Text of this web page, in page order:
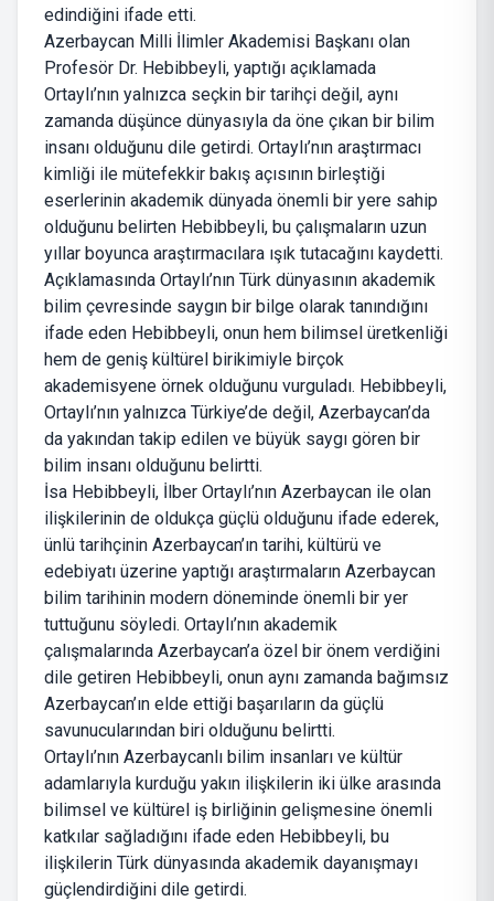
edindiğini ifade etti.
Azerbaycan Milli İlimler Akademisi Başkanı olan
Profesör Dr. Hebibbeyli, yaptığı açıklamada
Ortaylı’nın yalnızca seçkin bir tarihçi değil, aynı
zamanda düşünce dünyasıyla da öne çıkan bir bilim
insanı olduğunu dile getirdi. Ortaylı’nın araştırmacı
kimliği ile mütefekkir bakış açısının birleştiği
eserlerinin akademik dünyada önemli bir yere sahip
olduğunu belirten Hebibbeyli, bu çalışmaların uzun
yıllar boyunca araştırmacılara ışık tutacağını kaydetti.
Açıklamasında Ortaylı’nın Türk dünyasının akademik
bilim çevresinde saygın bir bilge olarak tanındığını
ifade eden Hebibbeyli, onun hem bilimsel üretkenliği
hem de geniş kültürel birikimiyle birçok
akademisyene örnek olduğunu vurguladı. Hebibbeyli,
Ortaylı’nın yalnızca Türkiye’de değil, Azerbaycan’da
da yakından takip edilen ve büyük saygı gören bir
bilim insanı olduğunu belirtti.
İsa Hebibbeyli, İlber Ortaylı’nın Azerbaycan ile olan
ilişkilerinin de oldukça güçlü olduğunu ifade ederek,
ünlü tarihçinin Azerbaycan’ın tarihi, kültürü ve
edebiyatı üzerine yaptığı araştırmaların Azerbaycan
bilim tarihinin modern döneminde önemli bir yer
tuttuğunu söyledi. Ortaylı’nın akademik
çalışmalarında Azerbaycan’a özel bir önem verdiğini
dile getiren Hebibbeyli, onun aynı zamanda bağımsız
Azerbaycan’ın elde ettiği başarıların da güçlü
savunucularından biri olduğunu belirtti.
Ortaylı’nın Azerbaycanlı bilim insanları ve kültür
adamlarıyla kurduğu yakın ilişkilerin iki ülke arasında
bilimsel ve kültürel iş birliğinin gelişmesine önemli
katkılar sağladığını ifade eden Hebibbeyli, bu
ilişkilerin Türk dünyasında akademik dayanışmayı
güçlendirdiğini dile getirdi.